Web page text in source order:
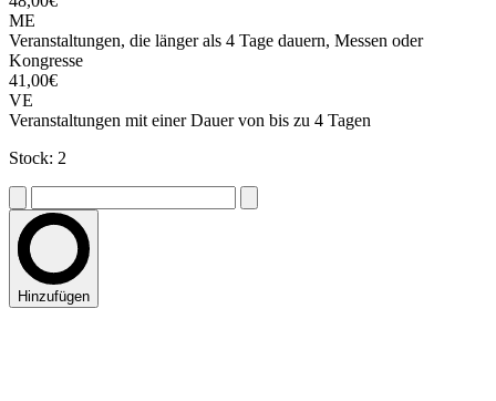
ME
Veranstaltungen, die länger als 4 Tage dauern, Messen oder
Kongresse
41,00€
VE
Veranstaltungen mit einer Dauer von bis zu 4 Tagen
Stock: 2
Hinzufügen